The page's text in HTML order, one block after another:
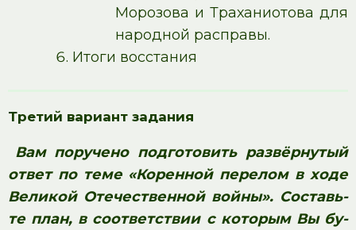
Морозова и Траханиотова для
народной расправы.
Итоги восстания
Третий вариант задания
Вам по­ру­че­но подготовить развёрнутый
ответ по теме «Коренной пе­ре­лом в ходе
Ве­ли­кой Отечественной войны». Со­ставь­
те план, в со­от­вет­ствии с ко­то­рым Вы бу­